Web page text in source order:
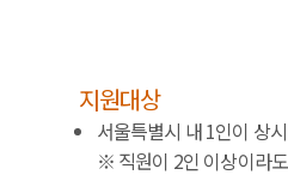
지원대상
서울특별시 내 1인이 상
※ 직원이 2인 이상이라